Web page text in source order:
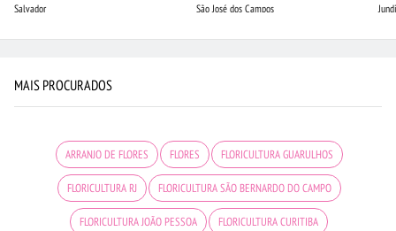
Salvador
São José dos Campos
MAIS PROCURADOS
ARRANJO DE FLORES FLORES FLORICULTURA GUARULHOS
FLORICULTURA RJ FLORICULTURA SÃO BERNARDO DO CAMPO
FLORICULTURA JOÃO PESSOA FLORICULTURA CURITIBA